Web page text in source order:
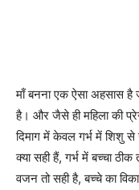
माँ बनना एक ऐसा अहसास है
है। और जैसे ही महिला की
दिमाग में केवल गर्भ में शिशु
क्या सही हैं, गर्भ में बच्चा
वजन तो सही है, बच्चे का